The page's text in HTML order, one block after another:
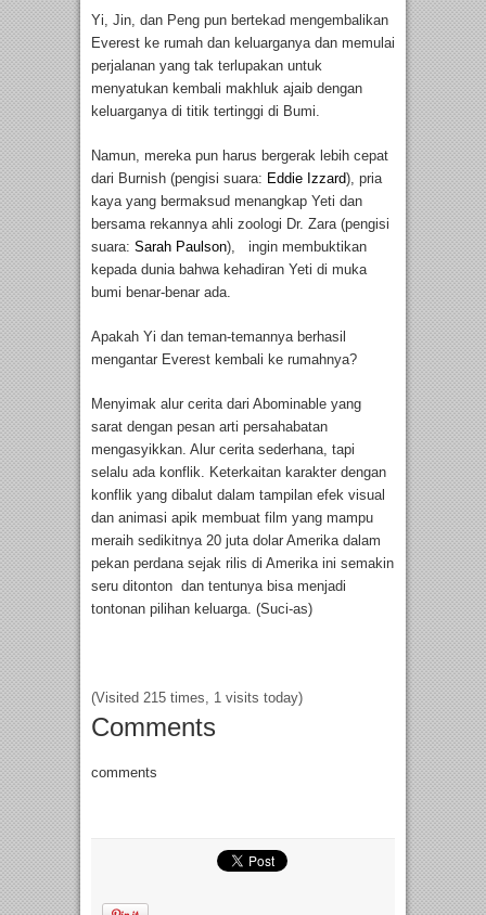
Yi, Jin, dan Peng pun bertekad mengembalikan
Everest ke rumah dan keluarganya dan memulai
perjalanan yang tak terlupakan untuk
menyatukan kembali makhluk ajaib dengan
keluarganya di titik tertinggi di Bumi.
Namun, mereka pun harus bergerak lebih cepat
dari Burnish (pengisi suara: Eddie Izzard), pria
kaya yang bermaksud menangkap Yeti dan
bersama rekannya ahli zoologi Dr. Zara (pengisi
suara: Sarah Paulson), ingin membuktikan
kepada dunia bahwa kehadiran Yeti di muka
bumi benar-benar ada.
Apakah Yi dan teman-temannya berhasil
mengantar Everest kembali ke rumahnya?
Menyimak alur cerita dari Abominable yang
sarat dengan pesan arti persahabatan
mengasyikkan. Alur cerita sederhana, tapi
selalu ada konflik. Keterkaitan karakter dengan
konflik yang dibalut dalam tampilan efek visual
dan animasi apik membuat film yang mampu
meraih sedikitnya 20 juta dolar Amerika dalam
pekan perdana sejak rilis di Amerika ini semakin
seru ditonton dan tentunya bisa menjadi
tontonan pilihan keluarga. (Suci-as)
(Visited 215 times, 1 visits today)
Comments
comments